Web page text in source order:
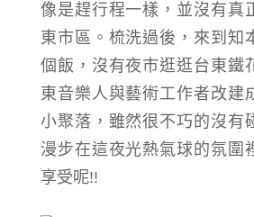
像是趕行程一樣，並沒有真
東市區。梳洗過後， 來到知
個飯，沒有夜市逛逛台東鐵
東音樂人與藝術工作者改建
小聚落，雖然很不巧的沒有
漫步在這夜光熱氣球的氛圍
享受呢!!